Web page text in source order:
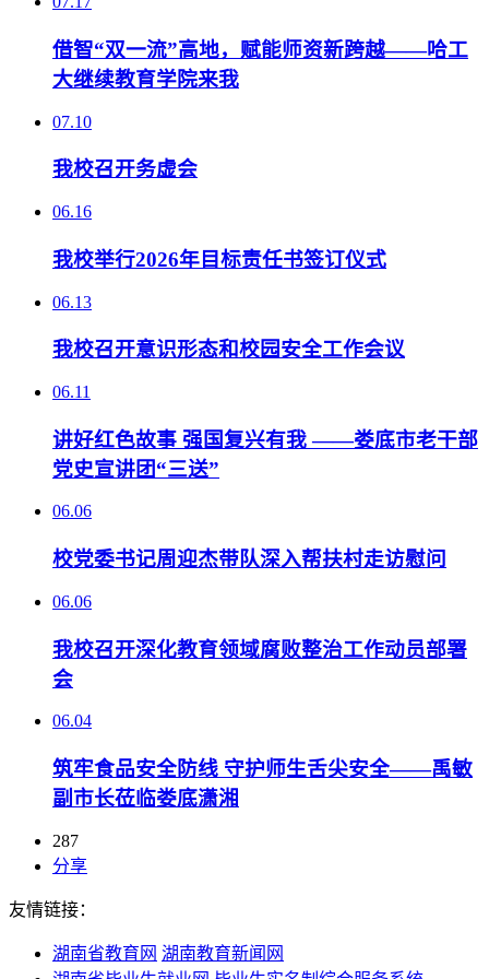
借智“双一流”高地，赋能师资新跨越——哈工
大继续教育学院来我
07.10
我校召开务虚会
06.16
我校举行2026年目标责任书签订仪式
06.13
我校召开意识形态和校园安全工作会议
06.11
讲好红色故事 强国复兴有我 ——娄底市老干部
党史宣讲团“三送”
06.06
校党委书记周迎杰带队深入帮扶村走访慰问
06.06
我校召开深化教育领域腐败整治工作动员部署
会
06.04
筑牢食品安全防线 守护师生舌尖安全——禹敏
副市长莅临娄底潇湘
287
分享
友情链接：
湖南省教育网 湖南教育新闻网